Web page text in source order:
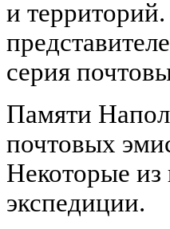
и
серия
Памяти
почтовых
Некоторые из
экспедиции.